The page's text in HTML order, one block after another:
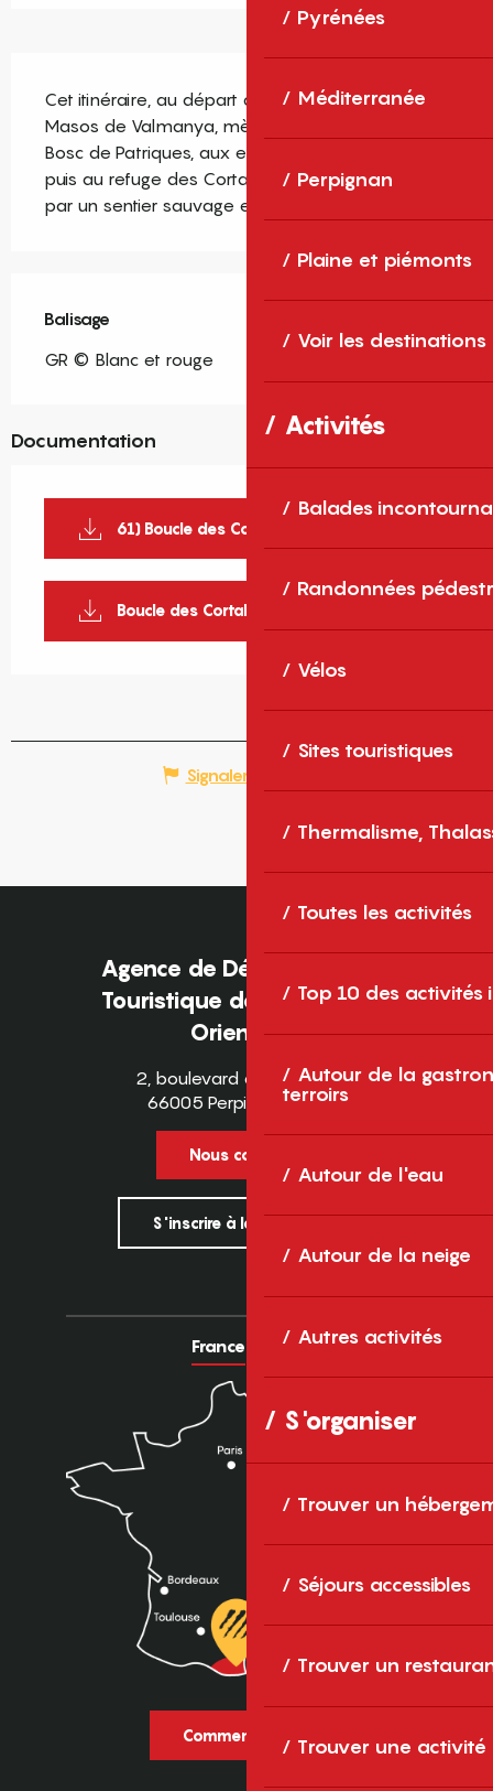
Pyrénées
Méditerranée
Perpignan
Plaine et piémonts
Voir les destinations
Activités
Balades
Randonnées
Vélos
Sites touristiques
Thermalisme,
Toutes les activités
Top 10 des activités
Autour de la
terroirs
Autour de l'eau
Autour de la neige
Autres activités
S'organiser
Trouver un
Séjours accessibles
Trouver un
Trouver une activité
Cet itinéraire, au départ du hameau de Els
Masos de Valmanya, mène à travers l’ombre du
Bosc de Patriques, aux estives de Prat Cabrera,
puis au refuge des Cortalets, avant de revenir
par un sentier sauvage et panoramique.
Balisage
GR © Blanc et rouge
Documentation
61) Boucle des Cortalets
Boucle des Cortalets_1
Signaler une erreur
Agence de Développement
Touristique des Pyrénées-
Orientales
2, boulevard des Pyrénées
66005 Perpignan Cedex
Nous contacter
S'inscrire à la newsletter
France Europe
Comment venir ?